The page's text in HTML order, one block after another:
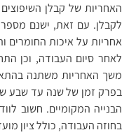
האחריות של קבלן
לקבלן. עם זאת, ישנם מספר
אחריות על איכות החומרים
לאחר סיום העבודה, וכן
משך האחריות משתנה
בפרק זמן של שנה עד שבע
הבנייה המקומיים. חשוב
בחוזה העבודה, כולל ציון